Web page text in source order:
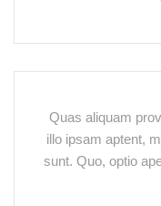
Quas aliquam
illo ipsam aptent,
sunt. Quo, optio